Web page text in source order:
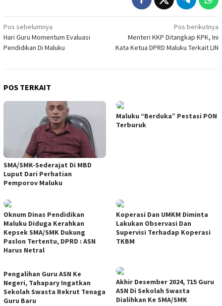
Navigasi
pos
Pos sebelumnya
Hari Guru Momentum Evaluasi
Pendidikan Di Maluku
Pos berikutnya
Menteri KKP Ditangkap KPK, Ini
Kata Ketua DPRD Maluku Terkait LIN
POS TERKAIT
SMA/SMK-Sederajat Di MBD
Luput Dari Perhatian
Pemporov Maluku
Maluku “Berduka” Pestasi PON
Terburuk
Oknum Dinas Pendidikan
Maluku Diduga Kerahkan
Kepsek SMA/SMK Dukung
Paslon Tertentu, DPRD : ASN
Harus Netral
Koperasi Dan UMKM Diminta
Lakukan Observasi Dan
Supervisi Terhadap Koperasi
TKBM
Pengalihan Guru ASN Ke
Negeri, Tahapary Ingatkan
Sekolah Swasta Rekrut Tenaga
Guru Baru
Akhir Desember 2024, 715 Guru
ASN Di Sekolah Swasta
Dialihkan Ke SMA/SMK